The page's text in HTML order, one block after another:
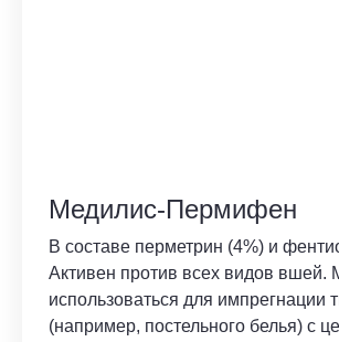
Медилис-Пермифен
В составе перметрин (4%) и
Активен против всех видов вшей.
использоваться для импрегнации
(например, постельного белья) с